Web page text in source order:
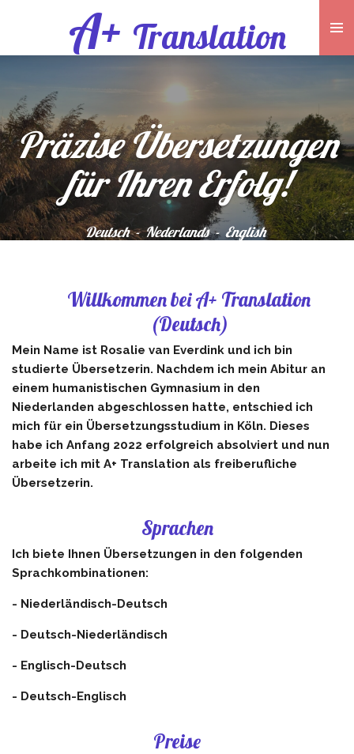
Hauptinhalt
springen
A+ Translation
Präzise Übersetzungen
für Ihren Erfolg!
Deutsch - Nederlands - English
Willkommen bei A+ Translation
(Deutsch)
Mein Name ist Rosalie van Everdink und ich bin
studierte Übersetzerin. Nachdem ich mein Abitur an
einem humanistischen Gymnasium in den
Niederlanden abgeschlossen hatte, entschied ich
mich für ein Übersetzungsstudium in Köln. Dieses
habe ich Anfang 2022 erfolgreich absolviert und nun
arbeite ich mit A+ Translation als freiberufliche
Übersetzerin.
Sprachen
Ich biete Ihnen Übersetzungen in den folgenden
Sprachkombinationen:
- Niederländisch-Deutsch
- Deutsch-Niederländisch
- Englisch-Deutsch
- Deutsch-Englisch
Preise